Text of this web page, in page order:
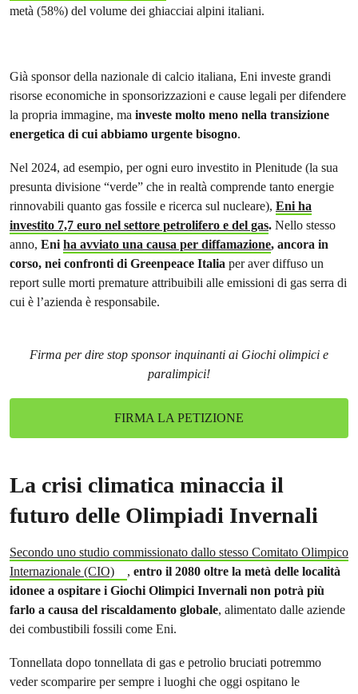
metà (58%) del volume dei ghiacciai alpini italiani.
Già sponsor della nazionale di calcio italiana, Eni investe grandi
risorse economiche in sponsorizzazioni e cause legali per difendere
la propria immagine, ma investe molto meno nella transizione
energetica di cui abbiamo urgente bisogno.
Nel 2024, ad esempio, per ogni euro investito in Plenitude (la sua
presunta divisione “verde” che in realtà comprende tanto energie
rinnovabili quanto gas fossile e ricerca sul nucleare), Eni ha
investito 7,7 euro nel settore petrolifero e del gas. Nello stesso
anno, Eni ha avviato una causa per diffamazione, ancora in
corso, nei confronti di Greenpeace Italia per aver diffuso un
report sulle morti premature attribuibili alle emissioni di gas serra di
cui è l’azienda è responsabile.
Firma per dire stop sponsor inquinanti ai Giochi olimpici e
paralimpici!
FIRMA LA PETIZIONE
La crisi climatica minaccia il
futuro delle Olimpiadi Invernali
Secondo uno studio commissionato dallo stesso Comitato Olimpico
Internazionale (CIO)
, entro il 2080 oltre la metà delle località
idonee a ospitare i Giochi Olimpici Invernali non potrà più
farlo a causa del riscaldamento globale, alimentato dalle aziende
dei combustibili fossili come Eni.
Tonnellata dopo tonnellata di gas e petrolio bruciati potremmo
veder scomparire per sempre i luoghi che oggi ospitano le